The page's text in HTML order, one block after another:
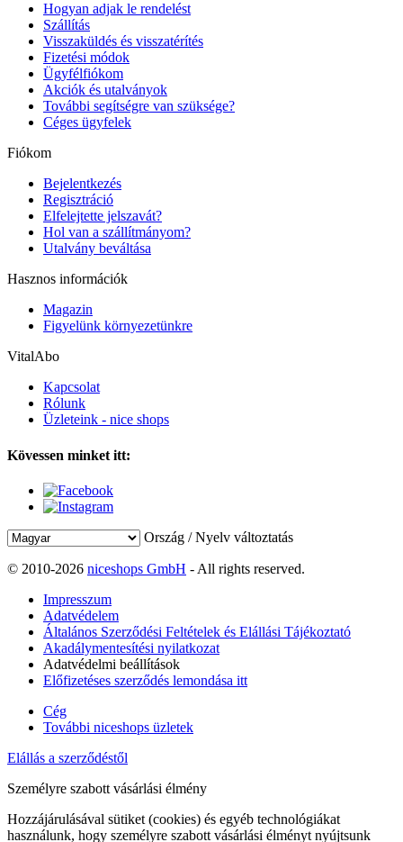
Hogyan adjak le rendelést
Szállítás
Visszaküldés és visszatérítés
Fizetési módok
Ügyfélfiókom
Akciók és utalványok
További segítségre van szüksége?
Céges ügyfelek
Fiókom
Bejelentkezés
Regisztráció
Elfelejtette jelszavát?
Hol van a szállítmányom?
Utalvány beváltása
Hasznos információk
Magazin
Figyelünk környezetünkre
VitalAbo
Kapcsolat
Rólunk
Üzleteink - nice shops
Kövessen minket itt:
Ország / Nyelv változtatás
© 2010-2026 niceshops GmbH - All rights reserved.
Impresszum
Adatvédelem
Általános Szerződési Feltételek és Elállási Tájékoztató
Akadálymentesítési nyilatkozat
Adatvédelmi beállítások
Előfizetéses szerződés lemondása itt
Cég
További niceshops üzletek
Elállás a szerződéstől
Személyre szabott vásárlási élmény
Hozzájárulásával sütiket (cookies) és egyéb technológiákat
használunk, hogy személyre szabott vásárlási élményt nyújtsunk